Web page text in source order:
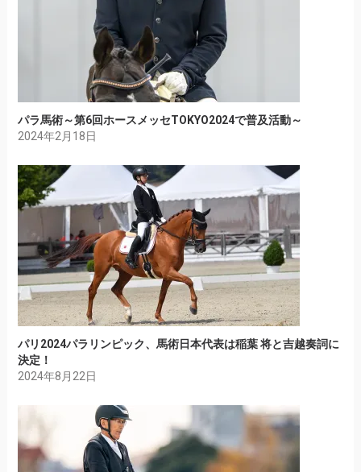
パラ馬術～第6回ホースメッセTOKYO2024で普及活動～
2024年2月18日
パリ2024パラリンピック、馬術日本代表は稲葉 将と吉越奏詞に
決定！
2024年8月22日